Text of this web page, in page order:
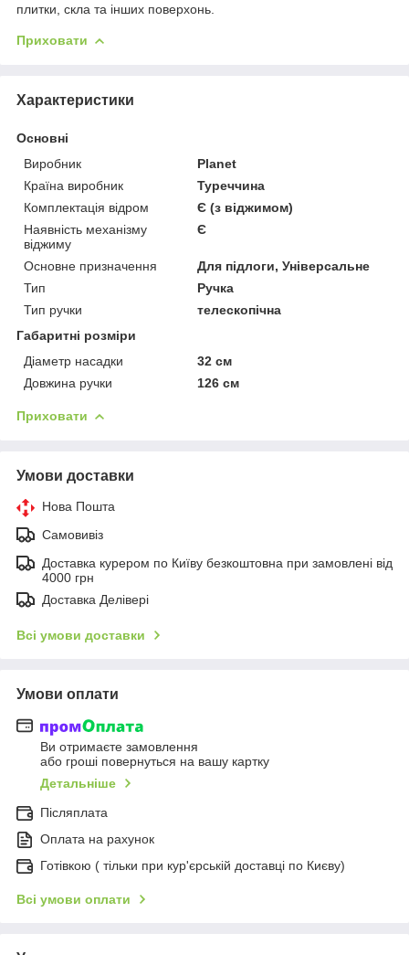
плитки, скла та інших поверхонь.
Приховати
Характеристики
Основні
Виробник
Planet
Країна виробник
Туреччина
Комплектація відром
Є (з віджимом)
Наявність механізму
віджиму
Є
Основне призначення
Для підлоги, Універсальне
Тип
Ручка
Тип ручки
телескопічна
Габаритні розміри
Діаметр насадки
32 см
Довжина ручки
126 см
Приховати
Умови доставки
Нова Пошта
Самовивіз
Доставка курером по Київу безкоштовна при замовлені від
4000 грн
Доставка Делівері
Всі умови доставки
Умови оплати
Ви отримаєте замовлення
або гроші повернуться на вашу картку
Детальніше
Післяплата
Оплата на рахунок
Готівкою ( тільки при кур'єрській доставці по Києву)
Всі умови оплати